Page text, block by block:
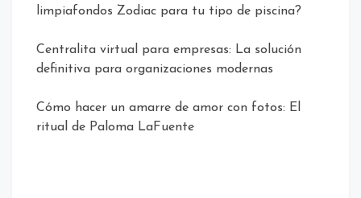
limpiafondos Zodiac para tu tipo de piscina?
Centralita virtual para empresas: La solución
definitiva para organizaciones modernas
Cómo hacer un amarre de amor con fotos: El
ritual de Paloma LaFuente